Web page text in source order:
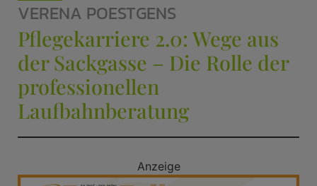
VERENA POESTGENS
Pflegekarriere 2.0: Wege aus
der Sackgasse – Die Rolle der
professionellen
Laufbahnberatung
Anzeige